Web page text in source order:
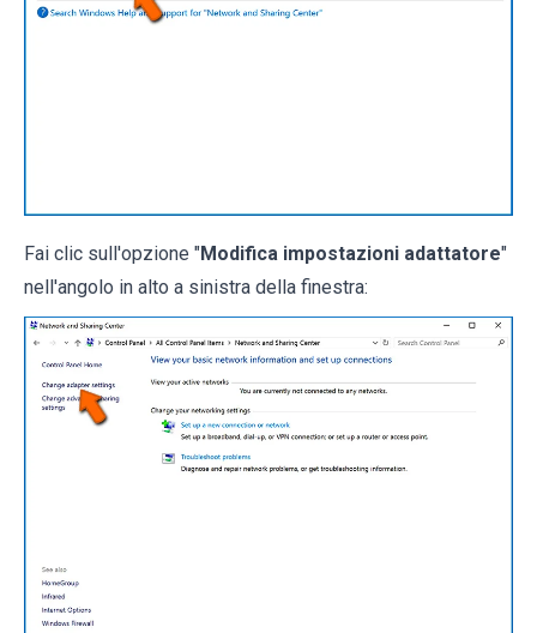
Fai clic sull'opzione "Modifica impostazioni adattatore"
nell'angolo in alto a sinistra della finestra: